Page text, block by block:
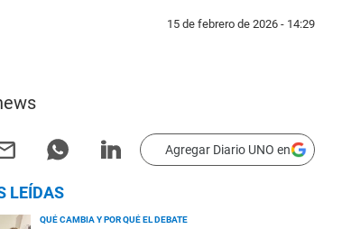
15 de febrero de 2026 - 14:29
Agregar Diario UNO en
LEÍDAS
QUÉ CAMBIA Y POR QUÉ EL DEBATE